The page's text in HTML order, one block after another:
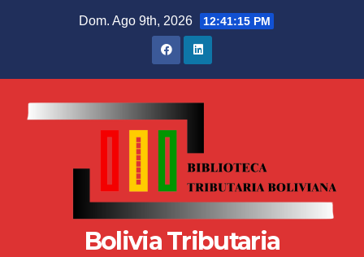
Dom. Ago 9th, 2026 12:41:15 PM
Bolivia Tributaria